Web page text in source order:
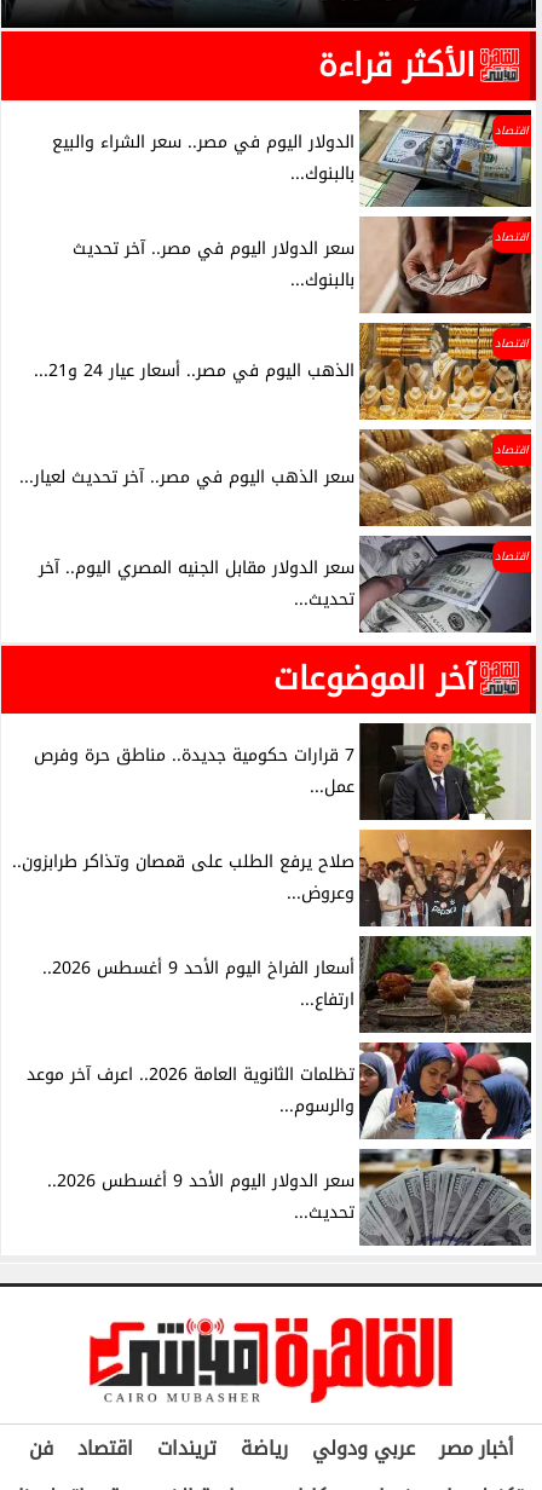
الأكثر قراءة
اقتصاد
الدولار اليوم في مصر.. سعر الشراء والبيع
بالبنوك...
اقتصاد
سعر الدولار اليوم في مصر.. آخر تحديث
بالبنوك...
اقتصاد
الذهب اليوم في مصر.. أسعار عيار 24 و21...
اقتصاد
سعر الذهب اليوم في مصر.. آخر تحديث لعيار...
اقتصاد
سعر الدولار مقابل الجنيه المصري اليوم.. آخر
تحديث...
آخر الموضوعات
7 قرارات حكومية جديدة.. مناطق حرة وفرص
عمل...
صلاح يرفع الطلب على قمصان وتذاكر طرابزون..
وعروض...
أسعار الفراخ اليوم الأحد 9 أغسطس 2026..
ارتفاع...
تظلمات الثانوية العامة 2026.. اعرف آخر موعد
والرسوم...
سعر الدولار اليوم الأحد 9 أغسطس 2026..
تحديث...
أخبار مصر عربي ودولي رياضة تريندات اقتصاد
فن